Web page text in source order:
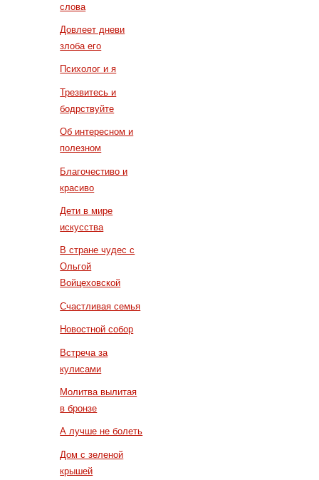
слова
Довлеет дневи
злоба его
Психолог и я
Трезвитесь и
бодрствуйте
Об интересном и
полезном
Благочестиво и
красиво
Дети в мире
искусства
В стране чудес с
Ольгой
Войцеховской
Счастливая семья
Новостной собор
Встреча за
кулисами
Молитва вылитая
в бронзе
А лучше не болеть
Дом с зеленой
крышей